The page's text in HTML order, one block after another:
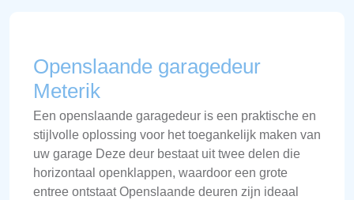
Openslaande garagedeur
Meterik
Een openslaande garagedeur is een praktische en
stijlvolle oplossing voor het toegankelijk maken van
uw garage Deze deur bestaat uit twee delen die
horizontaal openklappen, waardoor een grote
entree ontstaat Openslaande deuren zijn ideaal